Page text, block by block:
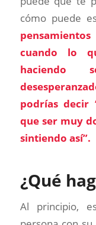
cómo puede
cuando lo
haciendo
podrías decir
que ser muy
sintiendo así”.
¿Qué
Al principio,